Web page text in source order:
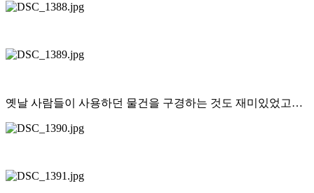
옛날 사람들이 사용하던 물건을 구경하는 것도 재미있었고…